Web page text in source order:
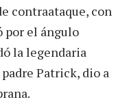
contraataque, con
por el ángulo
la legendaria
Patrick, dio a